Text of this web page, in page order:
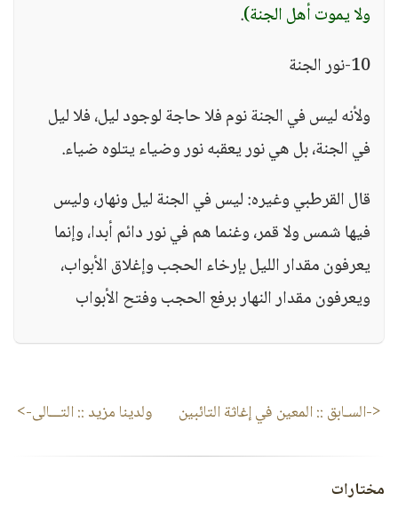
ولا يموت أهل الجنة).
10-نور الجنة
ولأنه ليس في الجنة نوم فلا حاجة لوجود ليل، فلا ليل
في الجنة، بل هي نور يعقبه نور وضياء يتلوه ضياء.
قال القرطبي وغيره: ليس في الجنة ليل ونهار، وليس
فيها شمس ولا قمر، وغنما هم في نور دائم أبدا، وإنما
يعرفون مقدار الليل بإرخاء الحجب وإغلاق الأبواب،
ويعرفون مقدار النهار برفع الحجب وفتح الأبواب
<-السـابق ::المعين في إغاثة التائبين ولدينا مزيد :: التـــالى->
مختارات